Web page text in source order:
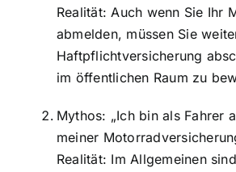
Realität: Auch wenn Sie Ihr
abmelden, müssen Sie
Haftpflichtversicherung
im öffentlichen Raum zu
Mythos: „Ich bin als Fahrer
meiner
Realität: Im Allgemeinen